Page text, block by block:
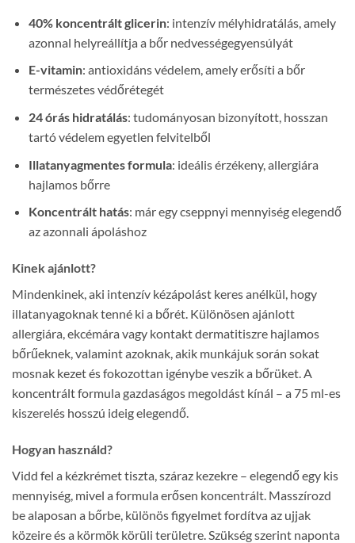
40% koncentrált glicerin: intenzív mélyhidratálás, amely
azonnal helyreállítja a bőr nedvességegyensúlyát
E-vitamin: antioxidáns védelem, amely erősíti a bőr
természetes védőrétegét
24 órás hidratálás: tudományosan bizonyított, hosszan
tartó védelem egyetlen felvitelből
Illatanyagmentes formula: ideális érzékeny, allergiára
hajlamos bőrre
Koncentrált hatás: már egy cseppnyi mennyiség elegendő
az azonnali ápoláshoz
Kinek ajánlott?
Mindenkinek, aki intenzív kézápolást keres anélkül, hogy
illatanyagoknak tenné ki a bőrét. Különösen ajánlott
allergiára, ekcémára vagy kontakt dermatitiszre hajlamos
bőrűeknek, valamint azoknak, akik munkájuk során sokat
mosnak kezet és fokozottan igénybe veszik a bőrüket. A
koncentrált formula gazdaságos megoldást kínál – a 75 ml-es
kiszerelés hosszú ideig elegendő.
Hogyan használd?
Vidd fel a kézkrémet tiszta, száraz kezekre – elegendő egy kis
mennyiség, mivel a formula erősen koncentrált. Masszírozd
be alaposan a bőrbe, különös figyelmet fordítva az ujjak
közeire és a körmök körüli területre. Szükség szerint naponta